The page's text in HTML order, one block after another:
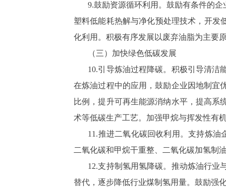
9.鼓励资源循环利用。鼓励有条件的
塑料低能耗热解与净化预处理技术，开发
化利用。积极有序发展以废弃油脂为主要
（三）加快绿色低碳发展
10.引导炼油过程降碳。积极引导清洁
在炼油过程中的应用，鼓励企业因地制宜
比例，提升可再生能源消纳水平，提高系
术等低碳生产工艺。加强甲烷与挥发性有
11.推进二氧化碳回收利用。支持炼
二氧化碳和甲烷干重整、二氧化碳加氢制
12.支持制氢用氢降碳。推动炼油行业
替代，逐步降低行业煤制氢用量。鼓励强